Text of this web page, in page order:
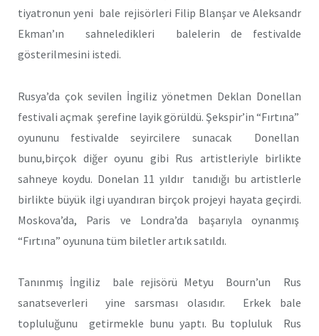
tiyatronun yeni bale rejisörleri Filip Blanşar ve Aleksandr
Ekman’ın sahneledikleri balelerin de festivalde
gösterilmesini istedi.
Rusya’da çok sevilen İngiliz yönetmen Deklan Donellan
festivali açmak şerefine layik görüldü. Şekspir’in “Fırtına”
oyununu festivalde seyircilere sunacak Donellan
bunu,birçok diğer oyunu gibi Rus artistleriyle birlikte
sahneye koydu. Donelan 11 yıldır tanıdığı bu artistlerle
birlikte büyük ilgi uyandıran birçok projeyi hayata geçirdi.
Moskova’da, Paris ve Londra’da başarıyla oynanmış
“Fırtına” oyununa tüm biletler artık satıldı.
Tanınmış İngiliz bale rejisörü Metyu Bourn’un Rus
sanatseverleri yine sarsması olasıdır. Erkek bale
topluluğunu getirmekle bunu yaptı. Bu topluluk Rus